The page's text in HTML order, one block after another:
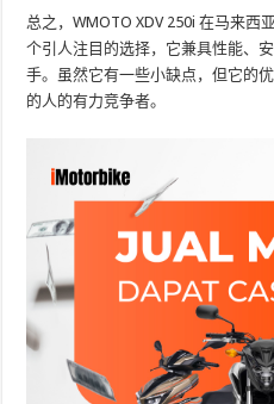
总之，WMOTO XDV 250i 在马来西
个引人注目的选择，它兼具性能、
手。虽然它有一些小缺点，但它的
的人的有力竞争者。